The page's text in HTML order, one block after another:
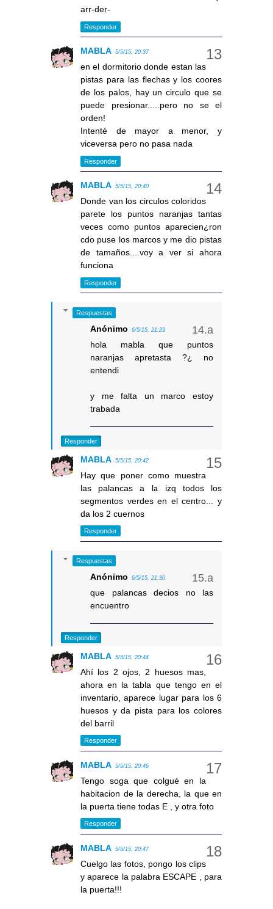
arr-der-
Responder
MABLA 5/5/15, 20:37
en el dormitorio donde estan las
pistas para las flechas y los coores
de los palos, hay un circulo que se
puede presionar.....pero no se el
orden!
Intenté de mayor a menor, y
viceversa pero no pasa nada
Responder
MABLA 5/5/15, 20:40
Donde van los circulos coloridos
parete los puntos naranjas tantas
veces como puntos aparecien¿ron
cdo puse los marcos y me dio pistas
de tamaños....voy a ver si ahora
funciona
Responder
Respuestas
Anónimo 6/5/15, 21:29
hola mabla que puntos
naranjas apretasta ?¿ no
entendi
y me falta un marco estoy
trabada
Responder
MABLA 5/5/15, 20:42
Hay que poner como muestra
las palancas a la izq todos los
segmentos verdes en el centro... y
da los 2 cuernos
Responder
Respuestas
Anónimo 6/5/15, 21:30
que palancas decios no las
encuentro
Responder
MABLA 5/5/15, 20:44
Ahí los 2 ojos, 2 huesos mas,
ahora en la tabla que tengo en el
inventario, aparece lugar para los 6
huesos y da pista para los colores
del barril
Responder
MABLA 5/5/15, 20:46
Tengo soga que colgué en la
habitacion de la derecha, la que en
la puerta tiene todas E , y otra foto
Responder
MABLA 5/5/15, 20:47
Cuelgo las fotos, pongo los clips
y aparece la palabra ESCAPE , para
la puerta!!!